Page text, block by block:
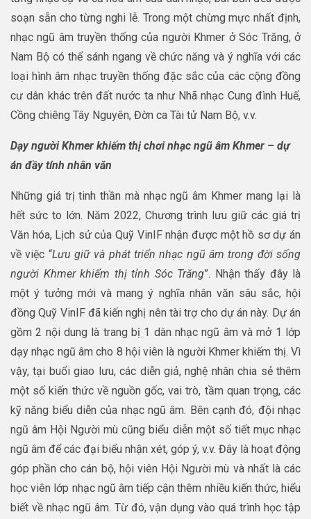
soạn sẵn cho từng nghi lễ. Trong một chừng mực nhất định,
nhạc ngũ âm truyền thống của người Khmer ở Sóc Trăng, ở
Nam Bộ có thể sánh ngang về chức năng và ý nghĩa với các
loại hình âm nhạc truyền thống đặc sắc của các cộng đồng
cư dân khác trên đất nước ta như Nhã nhạc Cung đình Huế,
Cồng chiêng Tây Nguyên, Đờn ca Tài tử Nam Bộ, v.v.
Dạy người Khmer khiếm thị chơi nhạc ngũ âm Khmer – dự
án đầy tính nhân văn
Những giá trị tinh thần mà nhạc ngũ âm Khmer mang lại là
hết sức to lớn. Năm 2022, Chương trình lưu giữ các giá trị
Văn hóa, Lịch sử của Quỹ VinIF nhận được một hồ sơ dự án
về việc “Lưu giữ và phát triển nhạc ngũ âm trong đời sống
người Khmer khiếm thị tỉnh Sóc Trăng”. Nhận thấy đây là
một ý tưởng mới và mang ý nghĩa nhân văn sâu sắc, hội
đồng Quỹ VinIF đã kiến nghị nên tài trợ cho dự án này. Dự án
gồm 2 nội dung là trang bị 1 dàn nhạc ngũ âm và mở 1 lớp
dạy nhạc ngũ âm cho 8 hội viên là người Khmer khiếm thị. Vì
vậy, tại buổi giao lưu, các diễn giả, nghệ nhân chia sẻ thêm
một số kiến thức về nguồn gốc, vai trò, tầm quan trọng, các
kỹ năng biểu diễn của nhạc ngũ âm. Bên cạnh đó, đội nhạc
ngũ âm Hội Người mù cũng biểu diễn một số tiết mục nhạc
ngũ âm để các đại biểu nhận xét, góp ý, v.v. Đây là hoạt động
góp phần cho cán bộ, hội viên Hội Người mù và nhất là các
học viên lớp nhạc ngũ âm tiếp cận thêm nhiều kiến thức, hiểu
biết về nhạc ngũ âm. Từ đó, vận dụng vào quá trình học tập